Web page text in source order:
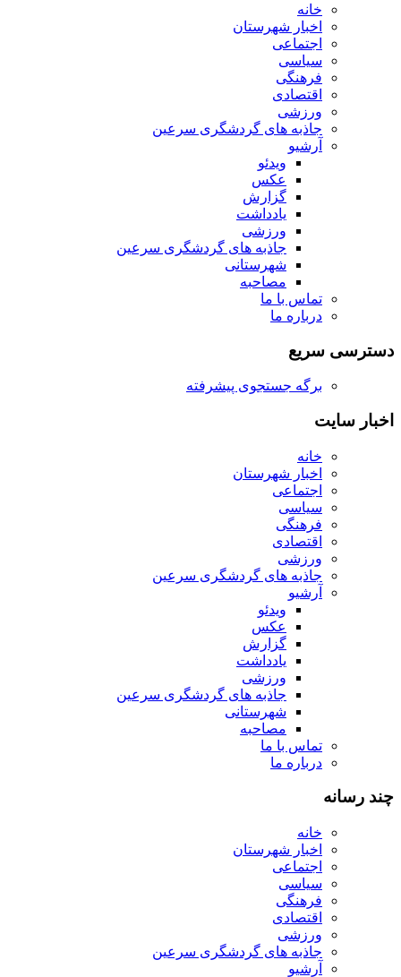
خانه
اخبار شهرستان
اجتماعی
سیاسی
فرهنگی
اقتصادی
ورزشی
جاذبه های گردشگری سرعین
آرشیو
ویدئو
عکس
گزارش
یادداشت
ورزشی
جاذبه های گردشگری سرعین
شهرستانی
مصاحبه
تماس با ما
درباره ما
دسترسی سریع
برگه جستجوی پیشرفته
اخبار سایت
خانه
اخبار شهرستان
اجتماعی
سیاسی
فرهنگی
اقتصادی
ورزشی
جاذبه های گردشگری سرعین
آرشیو
ویدئو
عکس
گزارش
یادداشت
ورزشی
جاذبه های گردشگری سرعین
شهرستانی
مصاحبه
تماس با ما
درباره ما
چند رسانه
خانه
اخبار شهرستان
اجتماعی
سیاسی
فرهنگی
اقتصادی
ورزشی
جاذبه های گردشگری سرعین
آرشیو